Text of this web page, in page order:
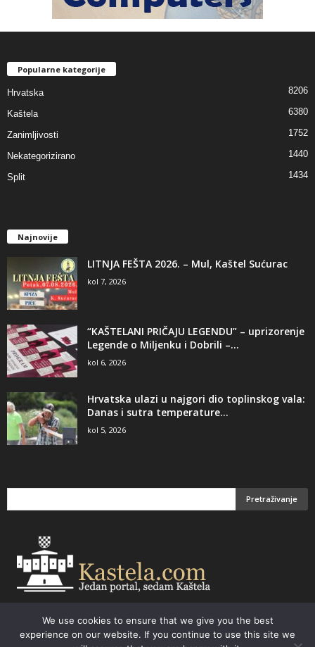
Popularne kategorije
Hrvatska 8206
Kaštela 6380
Zanimljivosti 1752
Nekategorizirano 1440
Split 1434
Najnovije
LITNJA FEŠTA 2026. – Mul, Kaštel Sućurac
kol 7, 2026
“KAŠTELANI PRIČAJU LEGENDU” – uprizorenje
Legende o Miljenku i Dobrili –...
kol 6, 2026
Hrvatska ulazi u najgori dio toplinskog vala:
Danas i sutra temperature...
kol 5, 2026
kastela@kastela.com Tel: +385 21 232-437 Izrada web stranica,
prodaja informatičke opreme. Vaš izbor –
Parchy Computers
We use cookies to ensure that we give you the best
experience on our website. If you continue to use this site we